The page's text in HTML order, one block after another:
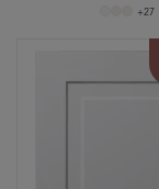
+27